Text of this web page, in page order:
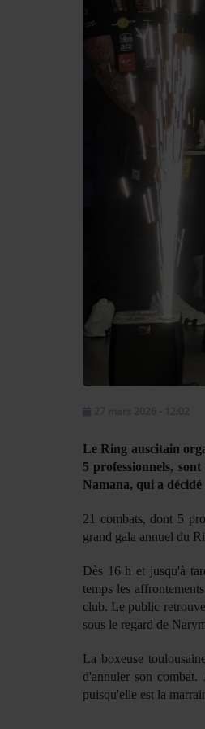
Le Ring auscitain
5 professionnels,
Namana, qui a
21 combats, dont 5
grand gala annuel du
Dès 16 h et jusqu'à
temps les
club. Le public
sous le regard de
La boxeuse
d'annuler son
puisqu'elle est la